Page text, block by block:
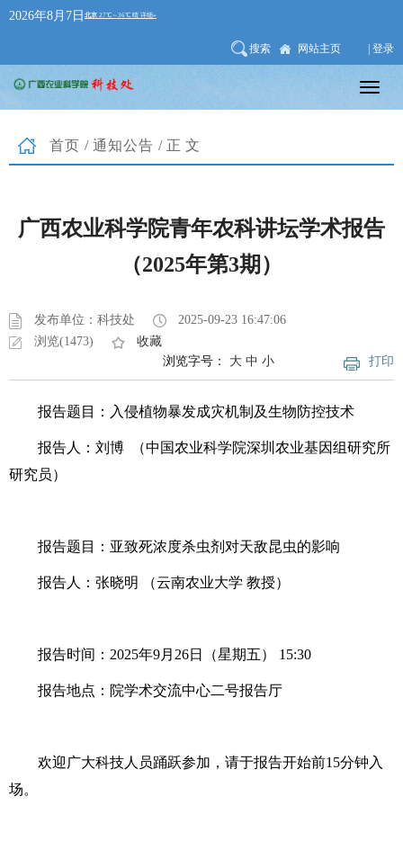
2026年8月7日
搜索 网站主页 | 登录
首页 / 通知公告 /正文
广西农业科学院青年农科讲坛学术报告
（2025年第3期）
发布单位：科技处
2025-09-23 16:47:06
浏览(1473)
收藏
打印
浏览字号： 大 中 小
报告题目：入侵植物暴发成灾机制及生物防控技术
报告人：刘博 （中国农业科学院深圳农业基因组研究所
研究员）
报告题目：亚致死浓度杀虫剂对天敌昆虫的影响
报告人：张晓明 （云南农业大学 教授）
报告时间：2025年9月26日（星期五） 15:30
报告地点：院学术交流中心二号报告厅
欢迎广大科技人员踊跃参加，请于报告开始前15分钟入
场。